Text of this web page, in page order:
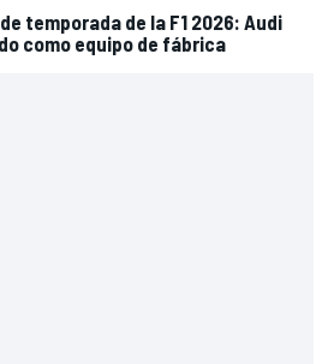
temporada de la F1 2026: Audi
como equipo de fábrica